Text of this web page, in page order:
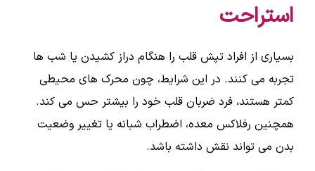
استراحت
بسیاری از افراد تپش قلب را هنگام دراز کشیدن یا شب ها
تجربه می کنند. در این شرایط، چون محرک های محیطی
کمتر هستند، فرد ضربان قلب خود را بیشتر حس می کند.
همچنین رفلاکس معده، اضطراب شبانه یا تغییر وضعیت
بدن می تواند نقش داشته باشد.